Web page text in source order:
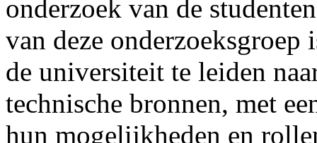
onderzoek van de
van deze onderzoeksgroep
de universiteit te leiden
technische bronnen, met
hun mogelijkheden en